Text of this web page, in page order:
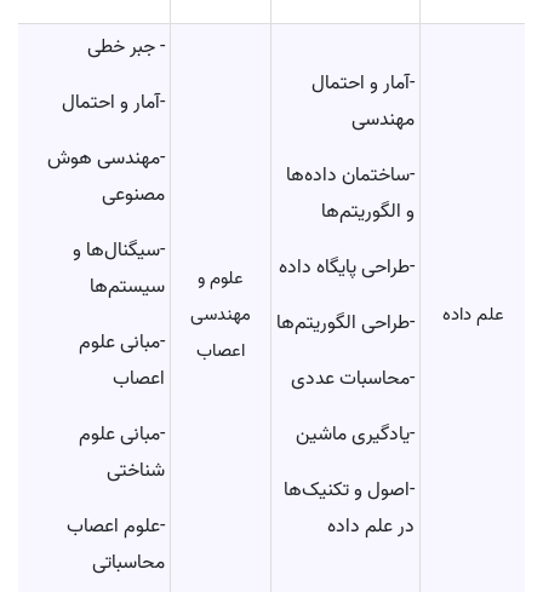
علم داده
-آمار و احتمال
مهندسی
-ساختمان داده‌ها
و الگوریتم‌ها
-طراحی پایگاه داده
-طراحی الگوریتم‌ها
-محاسبات عددی
-یادگیری ماشین
-اصول و تکنیک‌ها
در علم داده
علوم و
مهندسی
اعصاب
- جبر خطی
-آمار و احتمال
-مهندسی هوش
مصنوعی
-سیگنال‌ها و
سیستم‌ها
-مبانی علوم
اعصاب
-مبانی علوم
شناختی
-علوم اعصاب
محاسباتی